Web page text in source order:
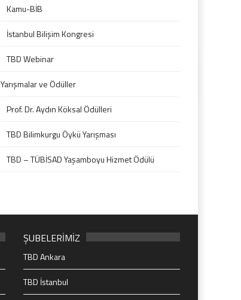
Kamu-BİB
İstanbul Bilişim Kongresi
TBD Webinar
Yarışmalar ve Ödüller
Prof. Dr. Aydın Köksal Ödülleri
TBD Bilimkurgu Öykü Yarışması
TBD – TÜBİSAD Yaşamboyu Hizmet Ödülü
ŞUBELERİMİZ
TBD Ankara
TBD İstanbul